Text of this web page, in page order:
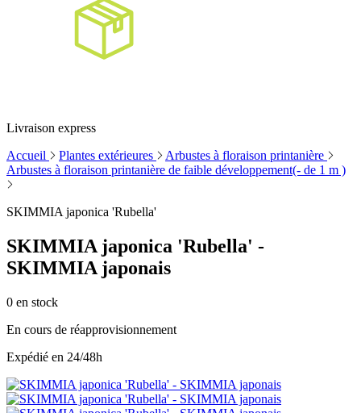
Livraison express
Accueil
Plantes extérieures
Arbustes à floraison printanière
Arbustes à floraison printanière de faible développement(- de 1 m )
SKIMMIA japonica 'Rubella'
SKIMMIA japonica 'Rubella' -
SKIMMIA japonais
0 en stock
En cours de réapprovisionnement
Expédié en 24/48h